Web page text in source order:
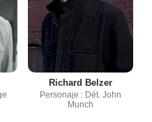
Richard Belzer
Personaje : Dét. John
Munch